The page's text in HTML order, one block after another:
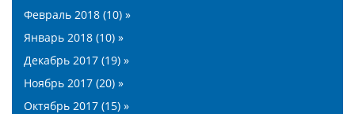
Февраль 2018 (10) »
Январь 2018 (10) »
Декабрь 2017 (19) »
Ноябрь 2017 (20) »
Октябрь 2017 (15) »